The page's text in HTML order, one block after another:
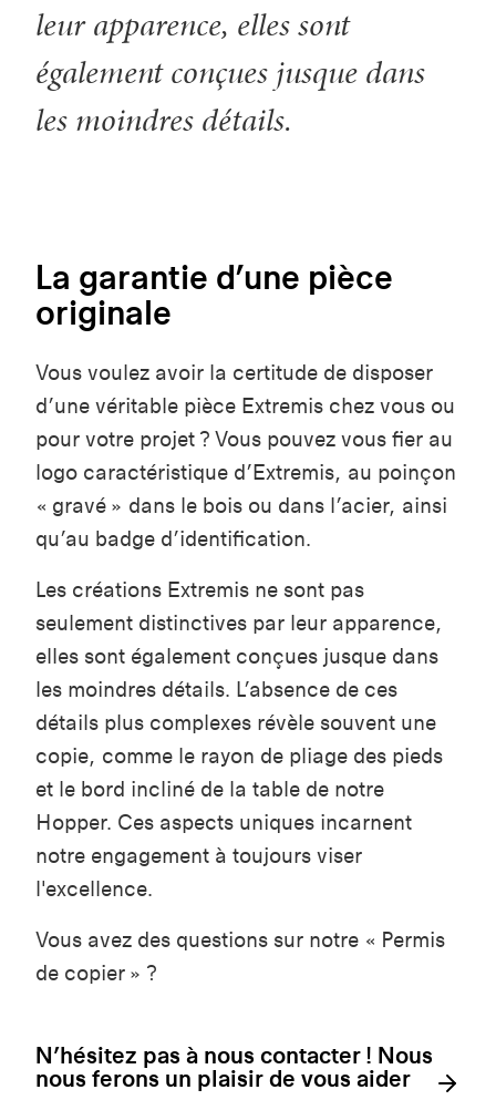
leur apparence, elles sont
également conçues jusque dans
les moindres détails.
La garantie d’une pièce
originale
Vous voulez avoir la certitude de disposer
d’une véritable pièce Extremis chez vous ou
pour votre projet ? Vous pouvez vous fier au
logo caractéristique d’Extremis, au poinçon
« gravé » dans le bois ou dans l’acier, ainsi
qu’au badge d’identification.
Les créations Extremis ne sont pas
seulement distinctives par leur apparence,
elles sont également conçues jusque dans
les moindres détails. L’absence de ces
détails plus complexes révèle souvent une
copie, comme le rayon de pliage des pieds
et le bord incliné de la table de notre
Hopper. Ces aspects uniques incarnent
notre engagement à toujours viser
l'excellence.
Vous avez des questions sur notre « Permis
de copier » ?
N’hésitez pas à nous contacter ! Nous
nous ferons un plaisir de vous aider